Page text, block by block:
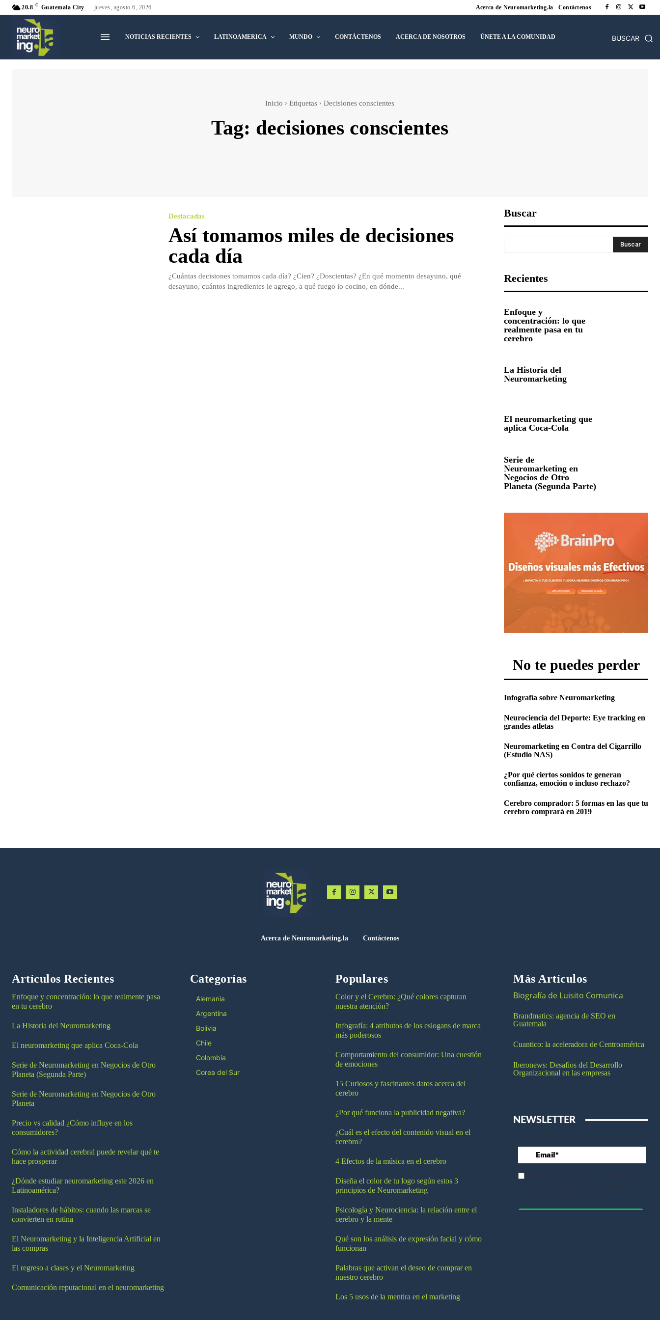
20.8 C Guatemala City jueves, agosto 6, 2026 Acerca de Neuromarketing.la Contáctenos
NOTICIAS RECIENTES LATINOAMERICA MUNDO CONTÁCTENOS ACERCA DE NOSOTROS ÚNETE A LA COMUNIDAD BUSCAR
Inicio Etiquetas Decisiones conscientes
Tag: decisiones conscientes
Destacadas
Así tomamos miles de decisiones
cada día
¿Cuántas decisiones tomamos cada día? ¿Cien? ¿Doscientas? ¿En qué momento desayuno, qué
desayuno, cuántos ingredientes le agrego, a qué fuego lo cocino, en dónde...
Buscar
Buscar
Recientes
Enfoque y
concentración: lo que
realmente pasa en tu
cerebro
La Historia del
Neuromarketing
El neuromarketing que
aplica Coca-Cola
Serie de
Neuromarketing en
Negocios de Otro
Planeta (Segunda Parte)
No te puedes perder
Infografía sobre Neuromarketing
Neurociencia del Deporte: Eye tracking en
grandes atletas
Neuromarketing en Contra del Cigarrillo
(Estudio NAS)
¿Por qué ciertos sonidos te generan
confianza, emoción o incluso rechazo?
Cerebro comprador: 5 formas en las que tu
cerebro comprará en 2019
Acerca de Neuromarketing.la Contáctenos
Artículos Recientes
Enfoque y concentración: lo que realmente pasa
en tu cerebro
La Historia del Neuromarketing
El neuromarketing que aplica Coca-Cola
Serie de Neuromarketing en Negocios de Otro
Planeta (Segunda Parte)
Serie de Neuromarketing en Negocios de Otro
Planeta
Precio vs calidad ¿Cómo influye en los
consumidores?
Cómo la actividad cerebral puede revelar qué te
hace prosperar
¿Dónde estudiar neuromarketing este 2026 en
Latinoamérica?
Instaladores de hábitos: cuando las marcas se
convierten en rutina
El Neuromarketing y la Inteligencia Artificial en
las compras
El regreso a clases y el Neuromarketing
Comunicación reputacional en el neuromarketing
Categorías
Alemania
Argentina
Bolivia
Chile
Colombia
Corea del Sur
Populares
Color y el Cerebro: ¿Qué colores capturan
nuestra atención?
Infografía: 4 atributos de los eslogans de marca
más poderosos
Comportamiento del consumidor: Una cuestión
de emociones
15 Curiosos y fascinantes datos acerca del
cerebro
¿Por qué funciona la publicidad negativa?
¿Cuál es el efecto del contenido visual en el
cerebro?
4 Efectos de la música en el cerebro
Diseña el color de tu logo según estos 3
principios de Neuromarketing
Psicología y Neurociencia: la relación entre el
cerebro y la mente
Qué son los análisis de expresión facial y cómo
funcionan
Palabras que activan el deseo de comprar en
nuestro cerebro
Los 5 usos de la mentira en el marketing
Más Artículos
Biografía de Luisito Comunica
Brandmatics: agencia de SEO en
Guatemala
Cuantico: la aceleradora de Centroamérica
Iberonews: Desafíos del Desarrollo
Organizacional en las empresas
NEWSLETTER